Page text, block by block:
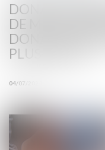
DONATION
DE MUTATION
DONATEUR
PLUS-VALUE
04/07/2024